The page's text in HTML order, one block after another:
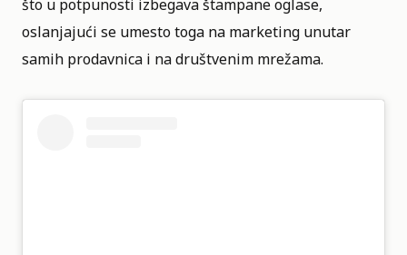
što u potpunosti izbegava štampane oglase,
oslanjajući se umesto toga na marketing unutar
samih prodavnica i na društvenim mrežama.